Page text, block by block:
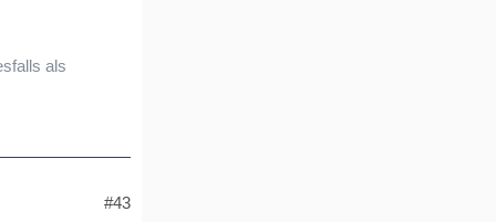
als
#43